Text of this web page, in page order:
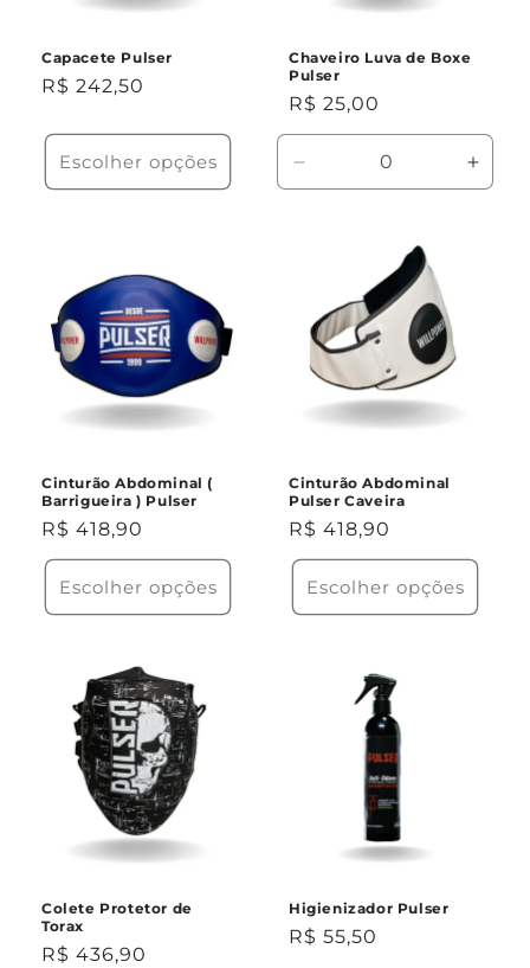
Capacete Pulser
Preço
R$ 242,50
Escolher opções
Chaveiro Luva de Boxe
Pulser
Preço
normal
R$ 25,00
a
a
Cinturão Abdominal (
Barrigueira ) Pulser
Preço
normal
R$ 418,90
Escolher opções
Cinturão Abdominal
Pulser Caveira
Preço
normal
R$ 418,90
Escolher opções
Colete Protetor de
Torax
Preço
R$ 436,90
Higienizador Pulser
Preço
R$ 55,50